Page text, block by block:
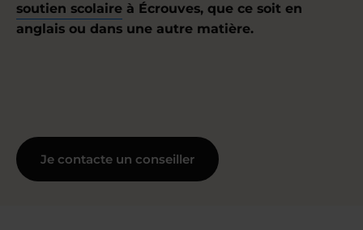
soutien scolaire à Écrouves, que ce soit en
anglais ou dans une autre matière.
Je contacte un conseiller